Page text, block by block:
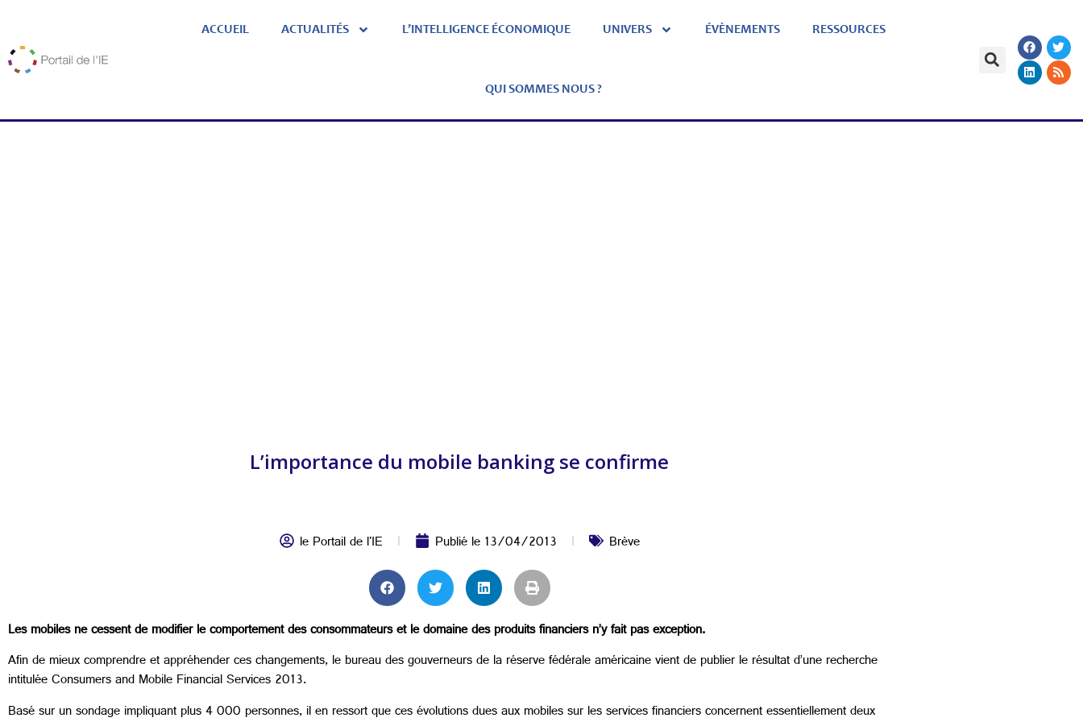
ACCUEIL ACTUALITÉS L’INTELLIGENCE ÉCONOMIQUE UNIVERS ÉVÈNEMENTS RESSOURCES
QUI SOMMES NOUS ?
L’importance du mobile banking se confirme
le Portail de l'IE Publié le13/04/2013 Brève
Les mobiles ne cessent de modifier le comportement des consommateurs et le domaine des produits financiers n’y fait pas exception.
Afin de mieux comprendre et appréhender ces changements, le bureau des gouverneurs de la réserve fédérale américaine vient de publier le résultat d’une recherche
intitulée Consumers and Mobile Financial Services 2013.
Basé sur un sondage impliquant plus 4 000 personnes, il en ressort que ces évolutions dues aux mobiles sur les services financiers concernent essentiellement deux